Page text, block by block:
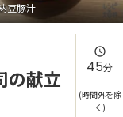
豆豚汁
の献立 45分
(時間外を除
く)